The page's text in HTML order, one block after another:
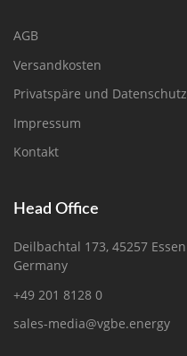
AGB
Versandkosten
Privatspäre und Datenschutz
Impressum
Kontakt
Head Office
Deilbachtal 173, 45257 Essen
Germany
+49 201 8128 0
sales-media@vgbe.energy